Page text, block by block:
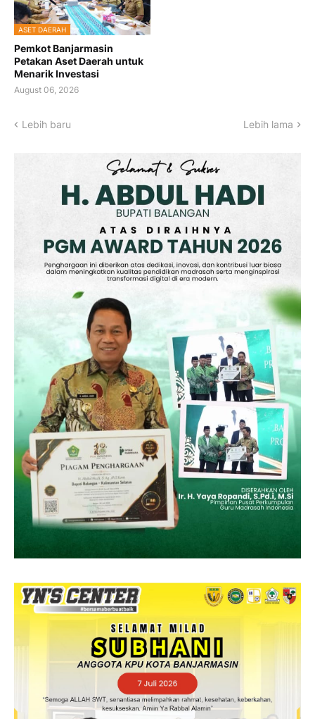
ASET DAERAH
Pemkot Banjarmasin
Petakan Aset Daerah untuk
Menarik Investasi
August 06, 2026
Lebih baru Lebih lama